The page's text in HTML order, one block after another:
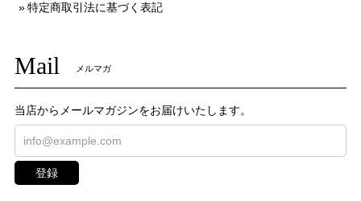
特定商取引法に基づく表記
Mail メルマガ
当店からメールマガジンをお届けいたします。
登録